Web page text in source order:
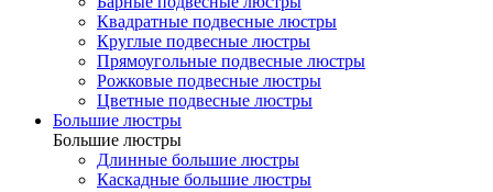
Квадратные подвесные люстры
Круглые подвесные люстры
Прямоугольные подвесные люстры
Рожковые подвесные люстры
Цветные подвесные люстры
Большие люстры
Большие люстры
Длинные большие люстры
Каскадные большие люстры